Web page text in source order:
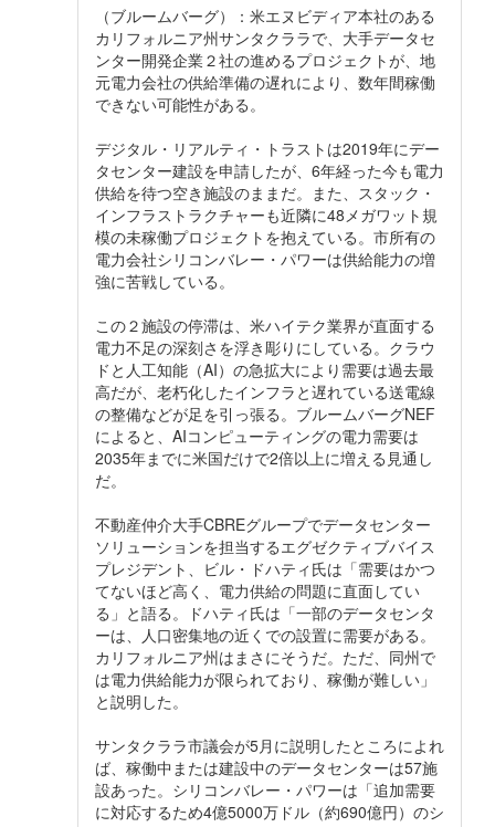
（ブルームバーグ）：米エヌビディア本社のある
カリフォルニア州サンタクララで、大手データセ
ンター開発企業２社の進めるプロジェクトが、地
元電力会社の供給準備の遅れにより、数年間稼働
できない可能性がある。
デジタル・リアルティ・トラストは2019年にデー
タセンター建設を申請したが、6年経った今も電力
供給を待つ空き施設のままだ。また、スタック・
インフラストラクチャーも近隣に48メガワット規
模の未稼働プロジェクトを抱えている。市所有の
電力会社シリコンバレー・パワーは供給能力の増
強に苦戦している。
この２施設の停滞は、米ハイテク業界が直面する
電力不足の深刻さを浮き彫りにしている。クラウ
ドと人工知能（AI）の急拡大により需要は過去最
高だが、老朽化したインフラと遅れている送電線
の整備などが足を引っ張る。ブルームバーグNEF
によると、AIコンピューティングの電力需要は
2035年までに米国だけで2倍以上に増える見通し
だ。
不動産仲介大手CBREグループでデータセンター
ソリューションを担当するエグゼクティブバイス
プレジデント、ビル・ドハティ氏は「需要はかつ
てないほど高く、電力供給の問題に直面してい
る」と語る。ドハティ氏は「一部のデータセンタ
ーは、人口密集地の近くでの設置に需要がある。
カリフォルニア州はまさにそうだ。ただ、同州で
は電力供給能力が限られており、稼働が難しい」
と説明した。
サンタクララ市議会が5月に説明したところによれ
ば、稼働中または建設中のデータセンターは57施
設あった。シリコンバレー・パワーは「追加需要
に対応するため4億5000万ドル（約690億円）のシ